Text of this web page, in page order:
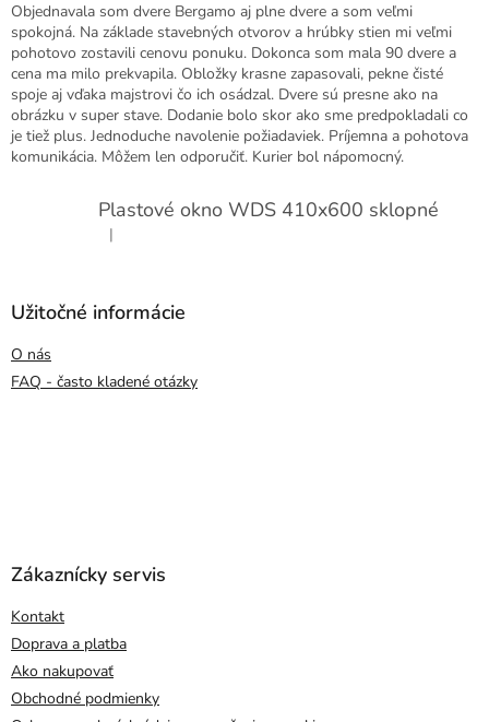
Objednavala som dvere Bergamo aj plne dvere a som veľmi
spokojná. Na základe stavebných otvorov a hrúbky stien mi veľmi
pohotovo zostavili cenovu ponuku. Dokonca som mala 90 dvere a
cena ma milo prekvapila. Obložky krasne zapasovali, pekne čisté
spoje aj vďaka majstrovi čo ich osádzal. Dvere sú presne ako na
obrázku v super stave. Dodanie bolo skor ako sme predpokladali co
je tiež plus. Jednoduche navolenie požiadaviek. Príjemna a pohotova
komunikácia. Môžem len odporučiť. Kurier bol nápomocný.
Plastové okno WDS 410x600 sklopné
Hodnotenie produktu je 5 z 5 hviezdičiek.
|
Užitočné informácie
O nás
FAQ - často kladené otázky
Zákaznícky servis
Kontakt
Doprava a platba
Ako nakupovať
Obchodné podmienky